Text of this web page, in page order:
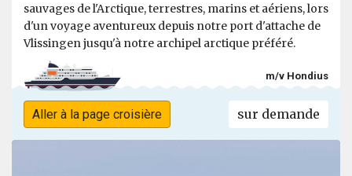
sauvages de l'Arctique, terrestres, marins et aériens, lors
d'un voyage aventureux depuis notre port d'attache de
Vlissingen jusqu'à notre archipel arctique préféré.
m/v Hondius
Aller à la page croisière sur demande